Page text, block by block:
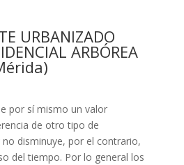
URBANIZADO
ARBÓREA
por sí mismo un valor
de otro tipo de
disminuye, por el contrario,
del tiempo. Por lo general los